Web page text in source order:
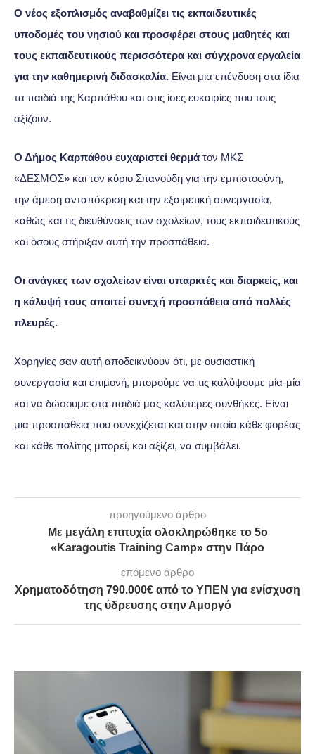
Ο νέος εξοπλισμός αναβαθμίζει τις εκπαιδευτικές
υποδομές του νησιού και προσφέρει στους μαθητές και
τους εκπαιδευτικούς περισσότερα και σύγχρονα εργαλεία
για την καθημερινή διδασκαλία. Είναι μια επένδυση στα ίδια
τα παιδιά της Καρπάθου και στις ίσες ευκαιρίες που τους
αξίζουν.
Ο Δήμος Καρπάθου ευχαριστεί θερμά τον ΜΚΣ
«ΔΕΣΜΟΣ» και τον κύριο Σπανούδη για την εμπιστοσύνη,
την άμεση ανταπόκριση και την εξαιρετική συνεργασία,
καθώς και τις διευθύνσεις των σχολείων, τους εκπαιδευτικούς
και όσους στήριξαν αυτή την προσπάθεια.
Οι ανάγκες των σχολείων είναι υπαρκτές και διαρκείς, και
η κάλυψή τους απαιτεί συνεχή προσπάθεια από πολλές
πλευρές.
Χορηγίες σαν αυτή αποδεικνύουν ότι, με ουσιαστική
συνεργασία και επιμονή, μπορούμε να τις καλύψουμε μία-μία
και να δώσουμε στα παιδιά μας καλύτερες συνθήκες. Είναι
μια προσπάθεια που συνεχίζεται και στην οποία κάθε φορέας
και κάθε πολίτης μπορεί, και αξίζει, να συμβάλει.
προηγούμενο άρθρο
Με μεγάλη επιτυχία ολοκληρώθηκε το 5ο
«Karagoutis Training Camp» στην Πάρο
επόμενο άρθρο
Χρηματοδότηση 790.000€ από το ΥΠΕΝ για ενίσχυση
της ύδρευσης στην Αμοργό